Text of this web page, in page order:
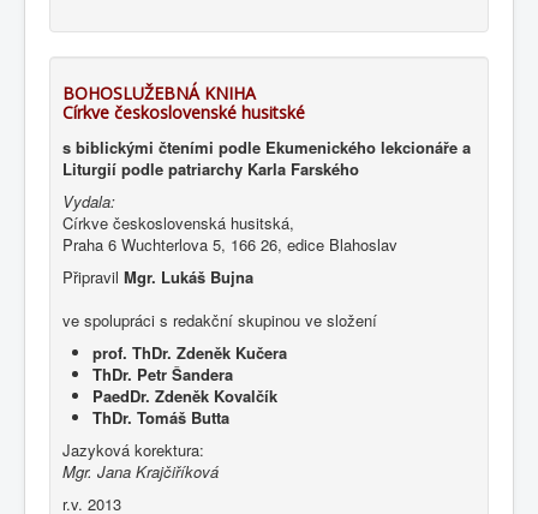
BOHOSLUŽEBNÁ KNIHA
Církve československé husitské
s biblickými čteními podle Ekumenického lekcionáře a
Liturgií podle patriarchy Karla Farského
Vydala:
Církve československá husitská,
Praha 6 Wuchterlova 5, 166 26, edice Blahoslav
Připravil Mgr. Lukáš Bujna
ve spolupráci s redakční skupinou ve složení
prof. ThDr. Zdeněk Kučera
ThDr. Petr Šandera
PaedDr. Zdeněk Kovalčík
ThDr. Tomáš Butta
Jazyková korektura:
Mgr. Jana Krajčiříková
r.v. 2013